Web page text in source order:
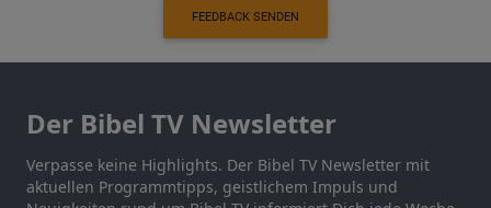
FEEDBACK SENDEN
Der Bibel TV Newsletter
Verpasse keine Highlights. Der Bibel TV Newsletter mit
aktuellen Programmtipps, geistlichem Impuls und